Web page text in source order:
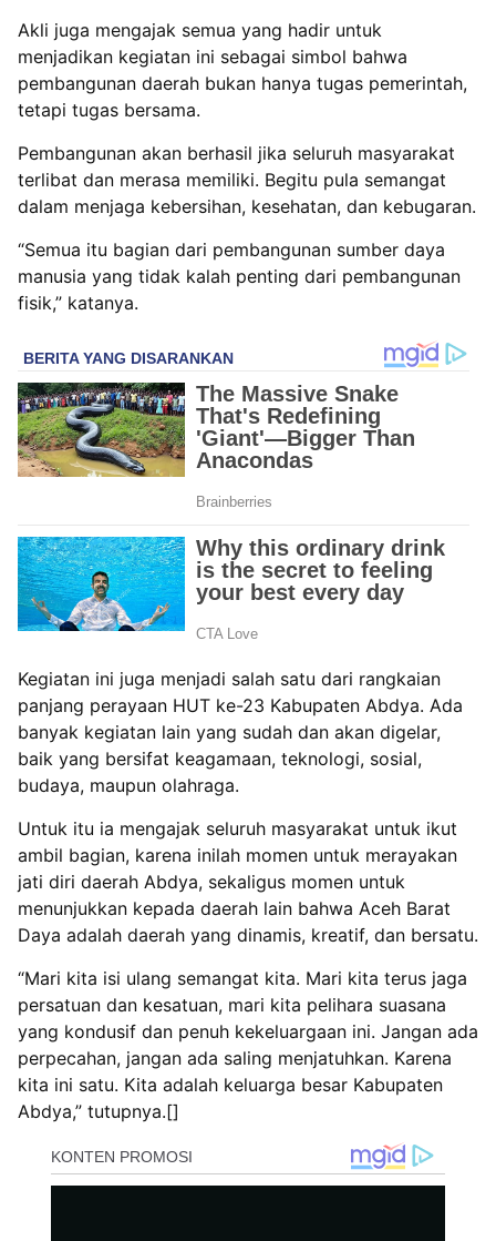
Akli juga mengajak semua yang hadir untuk
menjadikan kegiatan ini sebagai simbol bahwa
pembangunan daerah bukan hanya tugas pemerintah,
tetapi tugas bersama.
Pembangunan akan berhasil jika seluruh masyarakat
terlibat dan merasa memiliki. Begitu pula semangat
dalam menjaga kebersihan, kesehatan, dan kebugaran.
“Semua itu bagian dari pembangunan sumber daya
manusia yang tidak kalah penting dari pembangunan
fisik,” katanya.
Kegiatan ini juga menjadi salah satu dari rangkaian
panjang perayaan HUT ke-23 Kabupaten Abdya. Ada
banyak kegiatan lain yang sudah dan akan digelar,
baik yang bersifat keagamaan, teknologi, sosial,
budaya, maupun olahraga.
Untuk itu ia mengajak seluruh masyarakat untuk ikut
ambil bagian, karena inilah momen untuk merayakan
jati diri daerah Abdya, sekaligus momen untuk
menunjukkan kepada daerah lain bahwa Aceh Barat
Daya adalah daerah yang dinamis, kreatif, dan bersatu.
“Mari kita isi ulang semangat kita. Mari kita terus jaga
persatuan dan kesatuan, mari kita pelihara suasana
yang kondusif dan penuh kekeluargaan ini. Jangan ada
perpecahan, jangan ada saling menjatuhkan. Karena
kita ini satu. Kita adalah keluarga besar Kabupaten
Abdya,” tutupnya.[]